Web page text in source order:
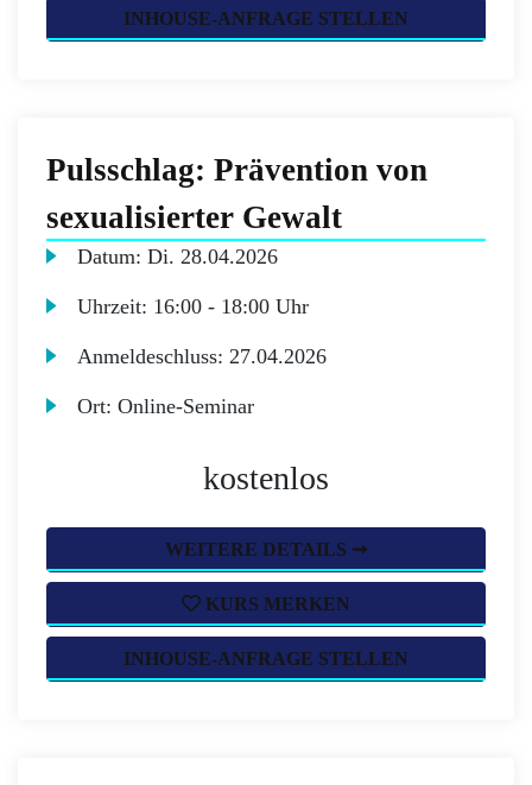
INHOUSE-ANFRAGE STELLEN
Pulsschlag: Prävention von
sexualisierter Gewalt
Datum:Di. 28.04.2026
Uhrzeit: 16:00 - 18:00 Uhr
Anmeldeschluss:27.04.2026
Ort:Online-Seminar
kostenlos
WEITERE DETAILS ➞
KURS MERKEN
INHOUSE-ANFRAGE STELLEN